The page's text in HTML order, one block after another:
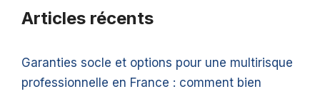
Articles récents
Garanties socle et options pour une multirisque
professionnelle en France : comment bien